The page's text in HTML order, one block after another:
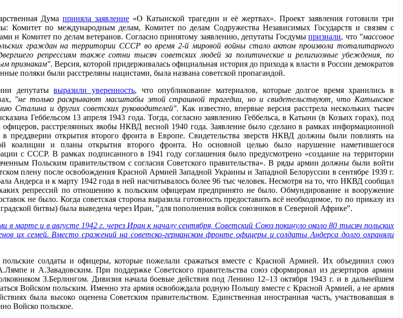
Дума приняла заявление «О Катынской трагедии и её жертвах». Проект заявления готовили три
Комитет по международным делам, Комитет по делам Содружества Независимых Государств и связям с
и Комитет по делам ветеранов. Согласно принятому заявлению, депутаты Госдумыпризнали, что "массовое
граждан на территории СССР во время 2-й мировой войны стало актом произвола тоталитарного
репрессиям также сотни тысяч советских людей за политические и религиозные убеждения, по
признакам". Версия, которой придерживалась официальная история до прихода к власти в России демократов
поляки были расстреляны нацистами, была названа советской пропагандой.
депутатывыразили уверенность, что опубликование материалов, которые долгое время хранились в
"не только раскрывают масштабы этой страшной трагедии, но и свидетельствуют, что Катынское
Сталина и других советских руководителей". Как известно, впервые версия расстрела нескольких тысяч
Геббельсом 13 апреля 1943 года. Тогда, согласно заявлению Геббельса, в Катыни (в Козьих горах), под
расстрелянных якобы НКВД весной 1940 года. Заявление было сделано в рамках информационной
открытия второго фронта в Европе. Свидетельства зверств НКВД должны были повлиять на
коалиции и планы открытия второго фронта. Но основной целью было нарушение наметившегося
с СССР. В рамках подписанного в 1941 году соглашения было предусмотрено «создание на территории
Польским правительством с согласия Советского правительства». В ряды армии должны были войти
плену после освобождения Красной Армией Западной Украины и Западной Белоруссии в сентябре 1939 г.
Андерса и к марту 1942 года в ней насчитывалось более 96 тыс человек. Несмотря на то, что НКВД сообщал
репрессий по отношению к польским офицерам предпринято не было. Обмундирование и вооружение
не было. Когда советская сторона выразила готовность предоставить всё необходимое, то по приказу из
битвы) была выведена через Иран, "для пополнения войск союзников в Северной Африке".
в марте и в августе 1942 г. через Иран к началу сентября, Советский Союз покинуло около 80 тысяч польских
их семей. Вместо сражений на советско-германском фронте офицеры и солдаты Андерса долго охраняли
солдаты и офицеры, которые пожелали сражаться вместе с Красной Армией. Их объединил союз
и А.Завадовским. При поддержке Советского правительства союз сформировал из дезертиров армии
З.Берлингом. Дивизия начала боевые действия под Ленино 12–13 октября 1943 г. и в дальнейшем
Войском польским. Именно эта армия освобождала родную Польшу вместе с Красной Армией, а не армия
была высоко оценена Советским правительством. Единственная иностранная часть, участвовавшая в
Войско польское.